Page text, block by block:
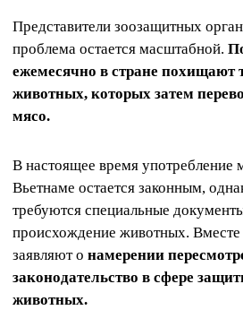
Представители зоозащитных
проблема остается масштабной.
ежемесячно в стране
животных, которых затем
мясо.
В настоящее время употребление
Вьетнаме остается законным,
требуются специальные
происхождение животных. Вместе
заявляют о намерении
законодательство в сфере
животных.